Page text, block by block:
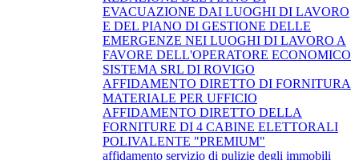
EVACUAZIONE DAI LUOGHI DI LAVORO
E DEL PIANO DI GESTIONE DELLE
EMERGENZE NEI LUOGHI DI LAVORO A
FAVORE DELL'OPERATORE ECONOMICO
SISTEMA SRL DI ROVIGO
AFFIDAMENTO DIRETTO DI FORNITURA
MATERIALE PER UFFICIO
AFFIDAMENTO DIRETTO DELLA
FORNITURE DI 4 CABINE ELETTORALI
POLIVALENTE "PREMIUM"
affidamento servizio di pulizie degli immobili